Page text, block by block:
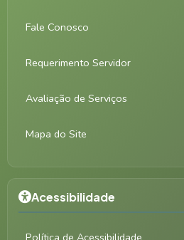
Fale Conosco
Requerimento Servidor
Avaliação de Serviços
Mapa do Site
Acessibilidade